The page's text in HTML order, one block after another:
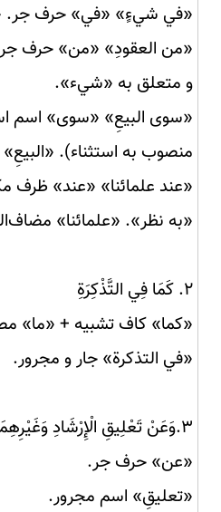
«في شيءٍ» «في» حرف جر.
«من العقودِ» «من» حرف
و متعلق به «شيء».
«سوى البيعِ» «سوى» اسم
منصوب به استثناء).
«عند علمائنا» «عند» ظرف
«به نظر». «علمائنا»
۲. كَمَا فِي التَّذْكِرَةِ
«كما» کاف تشبیه + «ما»
«في التذكرة» جار و مجرور.
۳.وَعَنْ تَعْلِيقِ الْإِرْشَادِ وَغَيْرِهِمَا
«عن» حرف جر.
«تعليقِ» اسم مجرور.